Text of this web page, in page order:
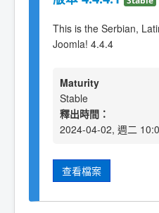
This is the Serbian,
Joomla! 4.4.4
Maturity
Stable
釋出時間：
2024-04-02, 週二
查看檔案